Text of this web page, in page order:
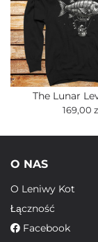
The Lunar
169,00
O NAS
O Leniwy Kot
Łączność
Facebook